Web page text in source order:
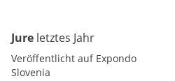
Jure letztes Jahr
Veröffentlicht auf Expondo
Slovenia